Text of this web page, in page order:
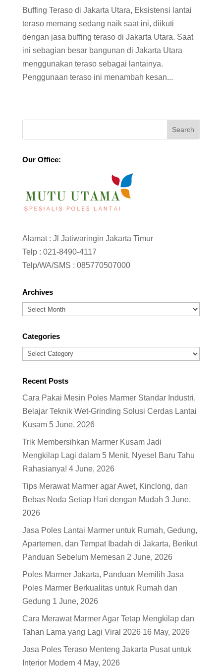
Buffing Teraso di Jakarta Utara, Eksistensi lantai
teraso memang sedang naik saat ini, diikuti
dengan jasa buffing teraso di Jakarta Utara. Saat
ini sebagian besar bangunan di Jakarta Utara
menggunakan teraso sebagai lantainya.
Penggunaan teraso ini menambah kesan...
Our Office:
Alamat : Jl Jatiwaringin Jakarta Timur
Telp : 021-8490-4117
Telp/WA/SMS : 085770507000
Archives
Archives
Categories
Categories
Recent Posts
Cara Pakai Mesin Poles Marmer Standar Industri,
Belajar Teknik Wet-Grinding Solusi Cerdas Lantai
Kusam 5 June, 2026
Trik Membersihkan Marmer Kusam Jadi
Mengkilap Lagi dalam 5 Menit, Nyesel Baru Tahu
Rahasianya! 4 June, 2026
Tips Merawat Marmer agar Awet, Kinclong, dan
Bebas Noda Setiap Hari dengan Mudah 3 June,
2026
Jasa Poles Lantai Marmer untuk Rumah, Gedung,
Apartemen, dan Tempat Ibadah di Jakarta, Berikut
Panduan Sebelum Memesan 2 June, 2026
Poles Marmer Jakarta, Panduan Memilih Jasa
Poles Marmer Berkualitas untuk Rumah dan
Gedung 1 June, 2026
Cara Merawat Marmer Agar Tetap Mengkilap dan
Tahan Lama yang Lagi Viral 2026 16 May, 2026
Jasa Poles Teraso Menteng Jakarta Pusat untuk
Interior Modern 4 May, 2026